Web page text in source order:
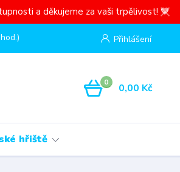
a děkujeme za vaši trpělivost! 💙
Přihlášení
0 0,00 Kč
hřiště